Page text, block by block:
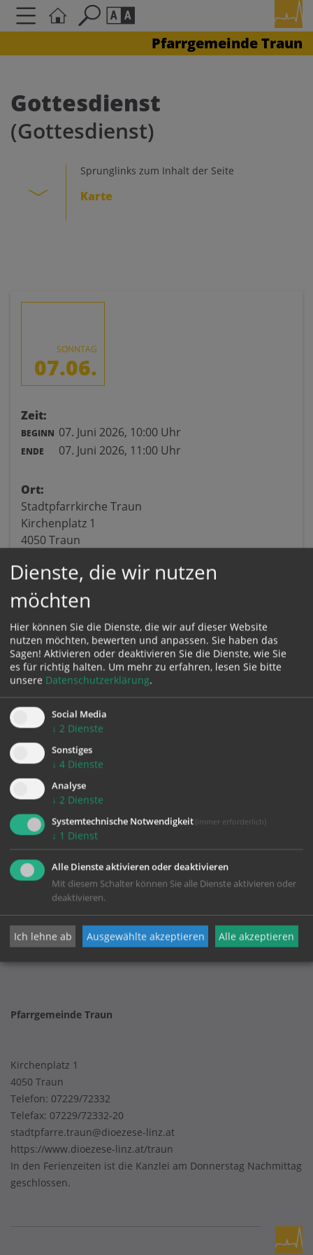
Pfarrgemeinde Traun
AA A
Kontrasteinstellungen
A
Gottesdienst
(Gottesdienst)
Sprunglinks zum Inhalt der Seite
Karte
SONNTAG
07.06.
Zeit:
BEGINN 07. Juni 2026, 10:00 Uhr
ENDE 07. Juni 2026, 11:00 Uhr
Ort:
Stadtpfarrkirche Traun
Kirchenplatz 1
4050 Traun
Karte:
Bitte akzeptieren Sie
die Seite neu
Impressum
Pfarrgemeinde Traun
Kirchenplatz 1
4050 Traun
Telefon: 07229/72332
Telefax: 07229/72332-20
stadtpfarre.traun@dioezese-linz.at
https://www.dioezese-linz.at/traun
In den Ferienzeiten ist die Kanzlei am Donnerstag Nachmittag
geschlossen.
Dienste, die wir nutzen
möchten
Hier können Sie die Dienste, die wir auf dieser Website
nutzen möchten, bewerten und anpassen. Sie haben das
Sagen! Aktivieren oder deaktivieren Sie die Dienste, wie Sie
es für richtig halten. Um mehr zu erfahren, lesen Sie bitte
unsere Datenschutzerklärung.
Social Media
↓ 2 Dienste
Sonstiges
↓ 4 Dienste
Analyse
↓ 2 Dienste
Systemtechnische Notwendigkeit (immer erforderlich)
↓ 1 Dienst
Alle Dienste aktivieren oder deaktivieren
Mit diesem Schalter können Sie alle Dienste aktivieren oder
deaktivieren.
Ich lehne ab Ausgewählte akzeptieren Alle akzeptieren